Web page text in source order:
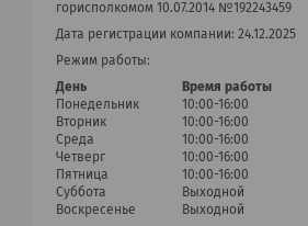
горисполкомом 10.07.2014 №192243459
Дата регистрации компании: 24.12.2025
Режим работы:
День
Время работы
Понедельник
10:00-16:00
Вторник
10:00-16:00
Среда
10:00-16:00
Четверг
10:00-16:00
Пятница
10:00-16:00
Суббота
Выходной
Воскресенье
Выходной